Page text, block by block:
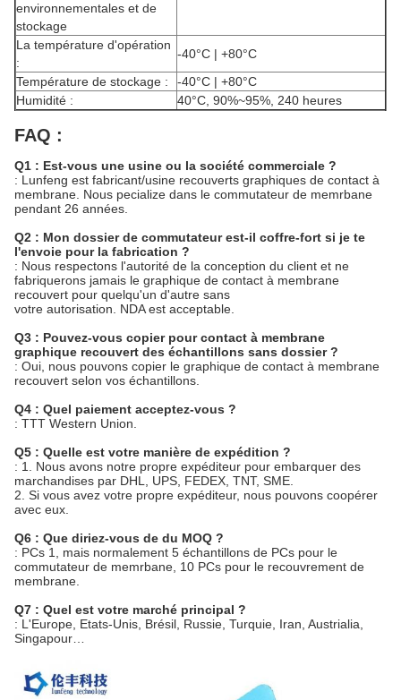
environnementales et de
stockage
La température d'opération
:
-40°C | +80°C
Température de stockage :
-40°C | +80°C
Humidité :
40°C, 90%~95%, 240 heures
FAQ :
Q1 : Est-vous une usine ou la société commerciale ?
: Lunfeng est fabricant/usine recouverts graphiques de contact à
membrane. Nous pecialize dans le commutateur de memrbane
pendant 26 années.
Q2 : Mon dossier de commutateur est-il coffre-fort si je te
l'envoie pour la fabrication ?
: Nous respectons l'autorité de la conception du client et ne
fabriquerons jamais le graphique de contact à membrane
recouvert pour quelqu'un d'autre sans
votre autorisation. NDA est acceptable.
Q3 : Pouvez-vous copier pour contact à membrane
graphique recouvert des échantillons sans dossier ?
: Oui, nous pouvons copier le graphique de contact à membrane
recouvert selon vos échantillons.
Q4 : Quel paiement acceptez-vous ?
: TTT Western Union.
Q5 : Quelle est votre manière de expédition ?
: 1. Nous avons notre propre expéditeur pour embarquer des
marchandises par DHL, UPS, FEDEX, TNT, SME.
2. Si vous avez votre propre expéditeur, nous pouvons coopérer
avec eux.
Q6 : Que diriez-vous de du MOQ ?
: PCs 1, mais normalement 5 échantillons de PCs pour le
commutateur de memrbane, 10 PCs pour le recouvrement de
membrane.
Q7 : Quel est votre marché principal ?
: L'Europe, Etats-Unis, Brésil, Russie, Turquie, Iran, Austrialia,
Singapour…